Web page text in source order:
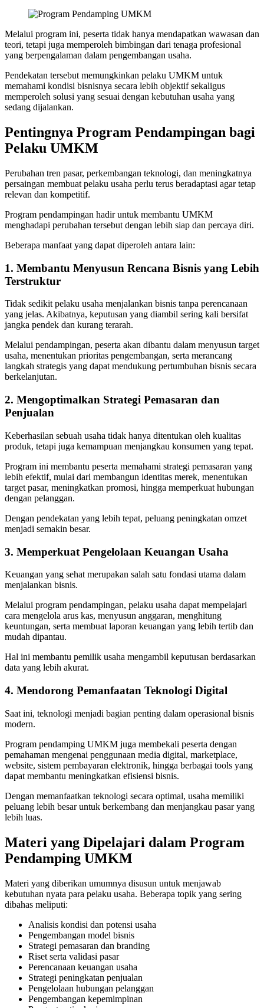
Melalui program ini, peserta tidak hanya mendapatkan wawasan dan
teori, tetapi juga memperoleh bimbingan dari tenaga profesional
yang berpengalaman dalam pengembangan usaha.
Pendekatan tersebut memungkinkan pelaku UMKM untuk
memahami kondisi bisnisnya secara lebih objektif sekaligus
memperoleh solusi yang sesuai dengan kebutuhan usaha yang
sedang dijalankan.
Pentingnya Program Pendampingan bagi
Pelaku UMKM
Perubahan tren pasar, perkembangan teknologi, dan meningkatnya
persaingan membuat pelaku usaha perlu terus beradaptasi agar tetap
relevan dan kompetitif.
Program pendampingan hadir untuk membantu UMKM
menghadapi perubahan tersebut dengan lebih siap dan percaya diri.
Beberapa manfaat yang dapat diperoleh antara lain:
1. Membantu Menyusun Rencana Bisnis yang Lebih
Terstruktur
Tidak sedikit pelaku usaha menjalankan bisnis tanpa perencanaan
yang jelas. Akibatnya, keputusan yang diambil sering kali bersifat
jangka pendek dan kurang terarah.
Melalui pendampingan, peserta akan dibantu dalam menyusun target
usaha, menentukan prioritas pengembangan, serta merancang
langkah strategis yang dapat mendukung pertumbuhan bisnis secara
berkelanjutan.
2. Mengoptimalkan Strategi Pemasaran dan
Penjualan
Keberhasilan sebuah usaha tidak hanya ditentukan oleh kualitas
produk, tetapi juga kemampuan menjangkau konsumen yang tepat.
Program ini membantu peserta memahami strategi pemasaran yang
lebih efektif, mulai dari membangun identitas merek, menentukan
target pasar, meningkatkan promosi, hingga memperkuat hubungan
dengan pelanggan.
Dengan pendekatan yang lebih tepat, peluang peningkatan omzet
menjadi semakin besar.
3. Memperkuat Pengelolaan Keuangan Usaha
Keuangan yang sehat merupakan salah satu fondasi utama dalam
menjalankan bisnis.
Melalui program pendampingan, pelaku usaha dapat mempelajari
cara mengelola arus kas, menyusun anggaran, menghitung
keuntungan, serta membuat laporan keuangan yang lebih tertib dan
mudah dipantau.
Hal ini membantu pemilik usaha mengambil keputusan berdasarkan
data yang lebih akurat.
4. Mendorong Pemanfaatan Teknologi Digital
Saat ini, teknologi menjadi bagian penting dalam operasional bisnis
modern.
Program pendamping UMKM juga membekali peserta dengan
pemahaman mengenai penggunaan media digital, marketplace,
website, sistem pembayaran elektronik, hingga berbagai tools yang
dapat membantu meningkatkan efisiensi bisnis.
Dengan memanfaatkan teknologi secara optimal, usaha memiliki
peluang lebih besar untuk berkembang dan menjangkau pasar yang
lebih luas.
Materi yang Dipelajari dalam Program
Pendamping UMKM
Materi yang diberikan umumnya disusun untuk menjawab
kebutuhan nyata para pelaku usaha. Beberapa topik yang sering
dibahas meliputi:
Analisis kondisi dan potensi usaha
Pengembangan model bisnis
Strategi pemasaran dan branding
Riset serta validasi pasar
Perencanaan keuangan usaha
Strategi peningkatan penjualan
Pengelolaan hubungan pelanggan
Pengembangan kepemimpinan